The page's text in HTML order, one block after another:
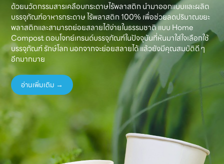
ด้วยนวัตกรรมสารเคลือบกระดาษไร้พลาสติก นำมาออกแบบและผลิต
บรรจุภัณฑ์อาหารกระดาษ ไร้พลาสติก 100% เพื่อช่วยลดปริมาณขยะ
พลาสติกและสามารถย่อยสลายได้ง่ายในธรรมชาติ แบบ Home
Compost ตอบโจทย์เทรนด์บรรจุภัณฑ์ในปัจจุบันที่หันมาใส่ใจเลือกใช้
บรรจุภัณฑ์ รักษ์โลก นอกจากจะย่อยสลายได้ แล้วยังมีคุณสมบัติดี ๆ
อีกมากมาย
อ่านเพิ่มเติม →